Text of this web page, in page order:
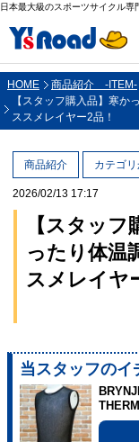
日本最大級のスポーツサイクル専
HOME 商品紹介 -ITEM-
【スタッフ購入品】寒か
ススメレイヤー2品！
2026/02/13 17:17
商品紹介 カテゴ
【スタッ
ったり体温
スメレイヤ
当スタッフのイ